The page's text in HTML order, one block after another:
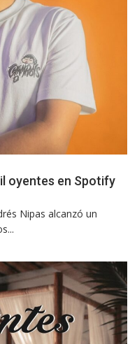
oyentes en Spotify
Nipas alcanzó un